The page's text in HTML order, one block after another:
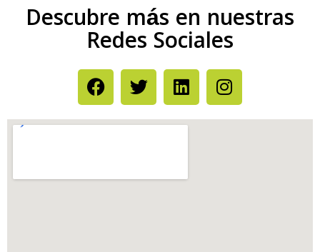
Descubre más en nuestras
Redes Sociales